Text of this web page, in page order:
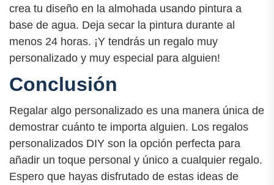
crea tu diseño en la almohada usando pintura a
base de agua. Deja secar la pintura durante al
menos 24 horas. ¡Y tendrás un regalo muy
personalizado y muy especial para alguien!
Conclusión
Regalar algo personalizado es una manera única de
demostrar cuánto te importa alguien. Los regalos
personalizados DIY son la opción perfecta para
añadir un toque personal y único a cualquier regalo.
Espero que hayas disfrutado de estas ideas de